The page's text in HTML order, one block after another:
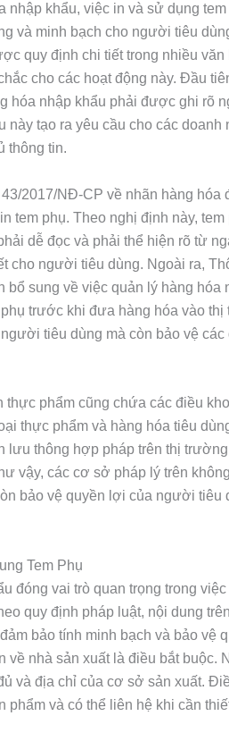
nhập khẩu, việc in và sử dụng
và minh bạch cho người tiêu
quy định chi tiết trong nhiều
cho các hoạt động này. Đầu
hóa nhập khẩu phải được ghi rõ
này tạo ra yêu cầu cho các doanh
thông tin.
2017/NĐ-CP về nhãn hàng hóa
tem phụ. Theo nghị định này,
dễ đọc và phải thể hiện rõ từ
cho người tiêu dùng. Ngoài ra,
bổ sung về việc quản lý hàng hóa
trước khi đưa hàng hóa vào
tiêu dùng mà còn bảo vệ
thực phẩm cũng chứa các điều
thực phẩm và hàng hóa tiêu
lưu thông hợp pháp trên thị
vậy, các cơ sở pháp lý trên
bảo vệ quyền lợi của người tiêu
Tem Phụ
đóng vai trò quan trọng trong
quy định pháp luật, nội dung
bảo tính minh bạch và bảo vệ
về nhà sản xuất là điều bắt buộc.
và địa chỉ của cơ sở sản xuất.
phẩm và có thể liên hệ khi cần